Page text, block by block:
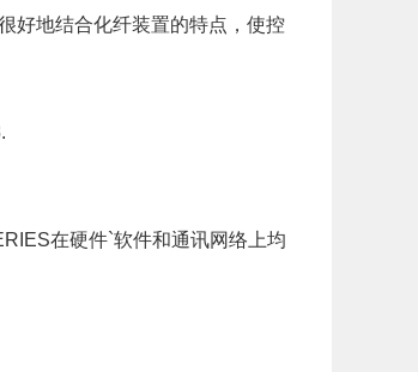
好地结合化纤装置的特点，使控
在硬件`软件和通讯网络上均